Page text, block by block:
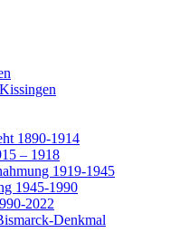
1890-1914
– 1918
1919-1945
1945-1990
2022
Denkmal